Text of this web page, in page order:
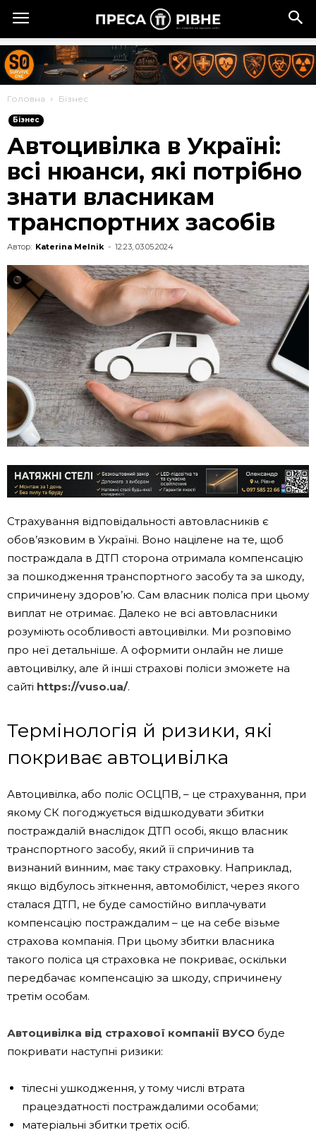
Головна Бізнес
Бізнес
Автоцивілка в Україні:
всі нюанси, які потрібно
знати власникам
транспортних засобів
Автор: Katerina Melnik - 12:23, 03.05.2024
Страхування відповідальності автовласників є
обов’язковим в Україні. Воно націлене на те, щоб
постраждала в ДТП сторона отримала компенсацію
за пошкодження транспортного засобу та за шкоду,
спричинену здоров’ю. Сам власник поліса при цьому
виплат не отримає. Далеко не всі автовласники
розуміють особливості автоцивілки. Ми розповімо
про неї детальніше. А оформити онлайн не лише
автоцивілку, але й інші страхові поліси зможете на
сайті https://vuso.ua/.
Термінологія й ризики, які
покриває автоцивілка
Автоцивілка, або поліс ОСЦПВ, – це страхування, при
якому СК погоджується відшкодувати збитки
постраждалій внаслідок ДТП особі, якщо власник
транспортного засобу, який її спричинив та
визнаний винним, має таку страховку. Наприклад,
якщо відбулось зіткнення, автомобіліст, через якого
сталася ДТП, не буде самостійно виплачувати
компенсацію постраждалим – це на себе візьме
страхова компанія. При цьому збитки власника
такого поліса ця страховка не покриває, оскільки
передбачає компенсацію за шкоду, спричинену
третім особам.
Автоцивілка від страхової компанії ВУСО буде
покривати наступні ризики:
тілесні ушкодження, у тому числі втрата
працездатності постраждалими особами;
матеріальні збитки третіх осіб.